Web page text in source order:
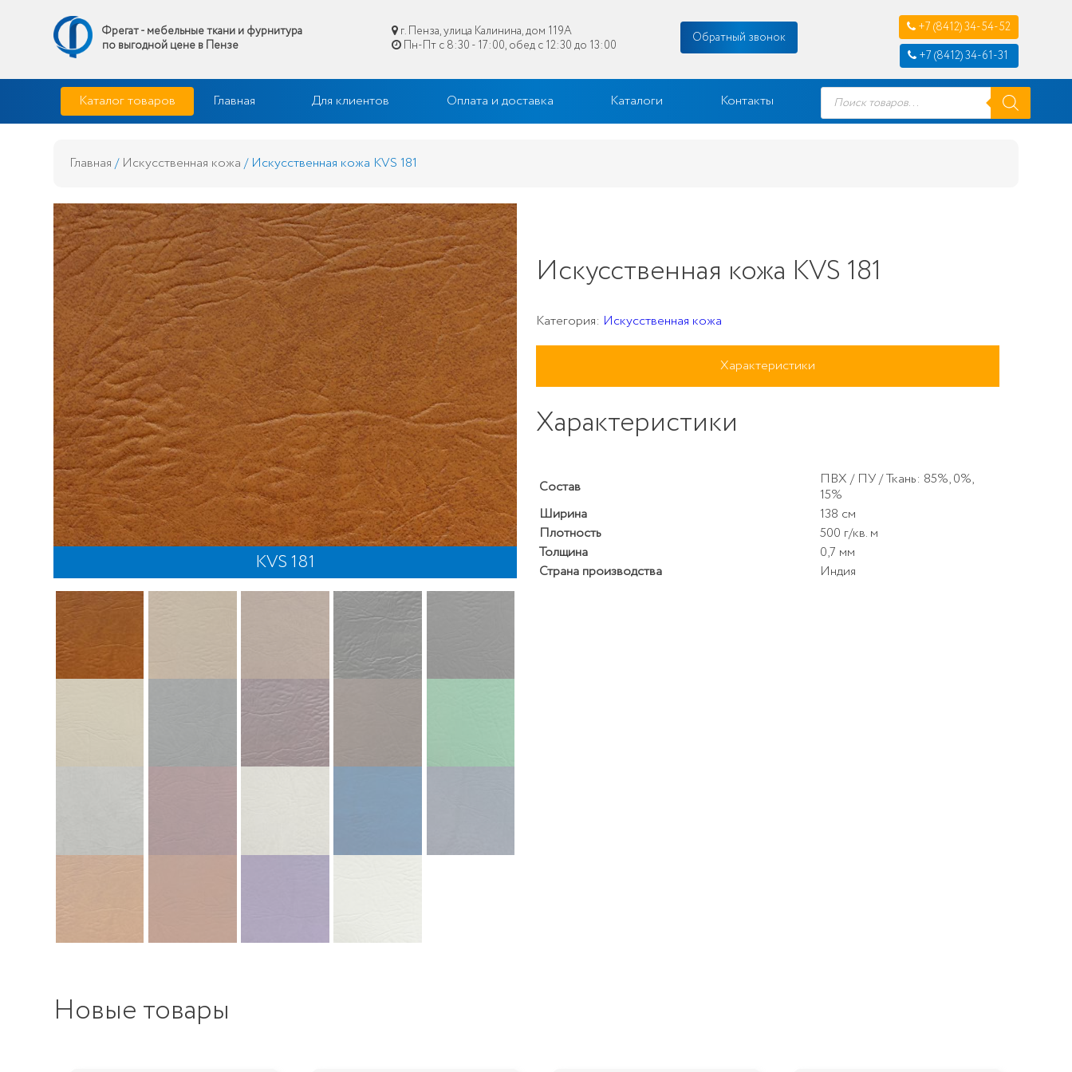
Фрегат - мебельные ткани и фурнитура
по выгодной цене в Пензе
г. Пенза, улица Калинина, дом 119А
Пн-Пт с 8:30 - 17:00, обед с 12:30 до 13:00
Обратный звонок
+7 (8412) 34-54-52
+7 (8412) 34-61-31
Фрегат — мебельные ткани и фурнитура купить по выгодной цене в Пензе
Каталог товаров Главная Для клиентов Оплата и доставка Каталоги Контакты Поиск
товаров
Главная / Искусственная кожа / Искусственная кожа KVS 181
KVS 181
Искусственная кожа KVS 181
Категория: Искусственная кожа
Характеристики
Характеристики
Состав
ПВХ / ПУ / Ткань: 85%, 0%,
15%
Ширина
138 см
Плотность
500 г/кв. м
Толщина
0,7 мм
Страна производства
Индия
Новые товары